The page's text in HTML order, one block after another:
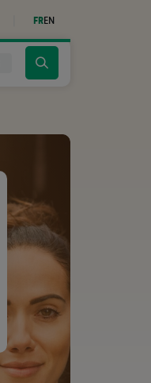
FREN
Cliquer
moteur